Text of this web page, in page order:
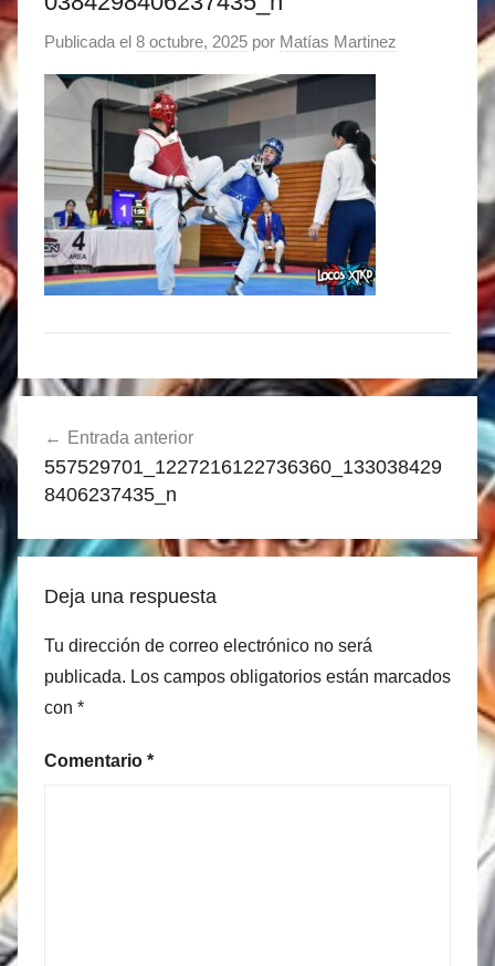
Publicada el 8 octubre, 2025 por Matías Martinez
de
entradas
Entrada anterior
557529701_1227216122736360_133038429
8406237435_n
Deja una respuesta
Tu dirección de correo electrónico no será
publicada. Los campos obligatorios están marcados
con *
Comentario *